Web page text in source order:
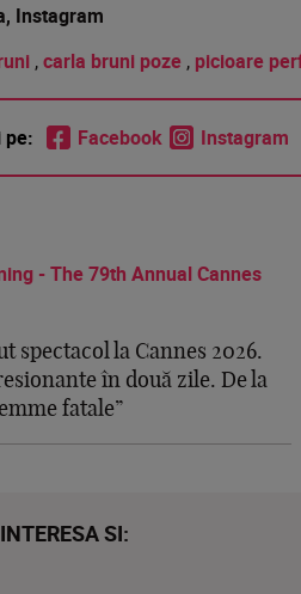
Instagram
,carla bruni poze , picioare
pe: Facebook Instagram
spectacol la Cannes 2026.
în două zile. De la
fatale”
SI: